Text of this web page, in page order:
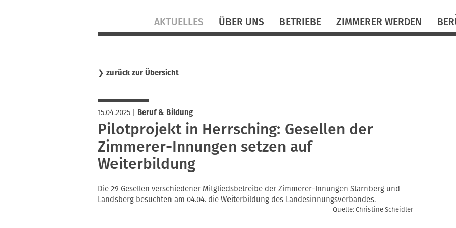
überspringen
AKTUELLES ÜBER UNS BETRIEBE ZIMMERER WERDEN
❯ zurück zur Übersicht
15.04.2025| Beruf & Bildung
Pilotprojekt in Herrsching: Gesellen der
Zimmerer-Innungen setzen auf
Weiterbildung
Die 29 Gesellen verschiedener Mitgliedsbetreibe der Zimmerer-Innungen Starnberg und
Landsberg besuchten am 04.04. die Weiterbildung des Landesinnungsverbandes.
Quelle: Christine Scheidler